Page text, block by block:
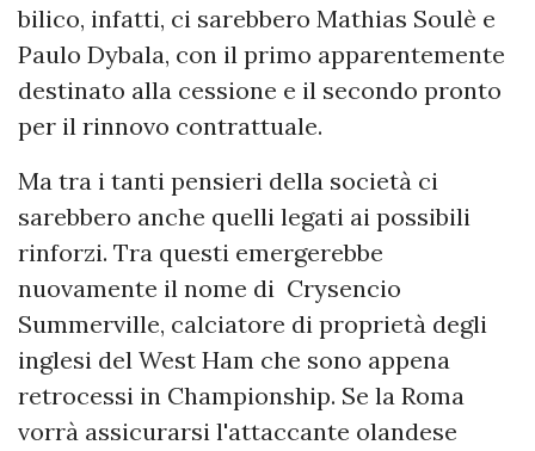
bilico, infatti, ci sarebbero Mathias Soulè e
Paulo Dybala, con il primo apparentemente
destinato alla cessione e il secondo pronto
per il rinnovo contrattuale.
Ma tra i tanti pensieri della società ci
sarebbero anche quelli legati ai possibili
rinforzi. Tra questi emergerebbe
nuovamente il nome di Crysencio
Summerville, calciatore di proprietà degli
inglesi del West Ham che sono appena
retrocessi in Championship. Se la Roma
vorrà assicurarsi l'attaccante olandese